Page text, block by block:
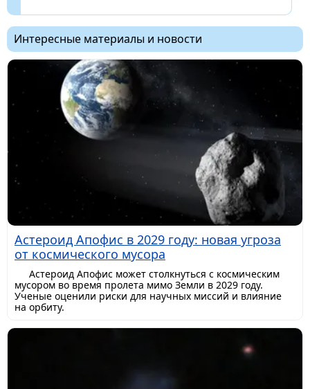
Интересные материалы и новости
Астероид Апофис в 2029 году: новая угроза
от космического мусора
Астероид Апофис может столкнуться с космическим
мусором во время пролета мимо Земли в 2029 году.
Ученые оценили риски для научных миссий и влияние
на орбиту.